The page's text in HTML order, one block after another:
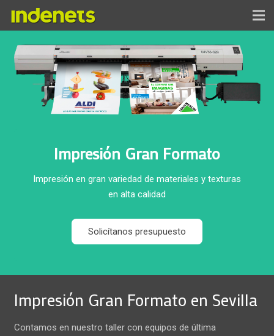
INICIO
SERVICIOS
NOSOTROS
CONTACTO
Impresión Gran Formato
Impresión en gran variedad de materiales y texturas
en alta calidad
Solicítanos presupuesto
Impresión Gran Formato en Sevilla
Contamos en nuestro taller con equipos de última